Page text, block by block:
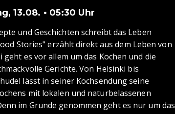
13.08. • 05:30 Uhr
und Geschichten schreibt das Leben
Stories" erzählt direkt aus dem Leben von
geht es vor allem um das Kochen und die
Gerichte. Von Helsinki bis
lässt in seiner Kochsendung seine
mit lokalen und naturbelassenen
im Grunde genommen geht es nur um das